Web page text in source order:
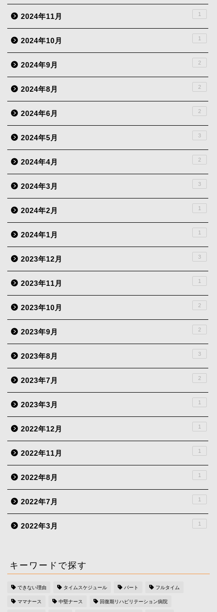
2024年11月 1
2024年10月 1
2024年9月 2
2024年8月 2
2024年6月 2
2024年5月 3
2024年4月 2
2024年3月 3
2024年2月 1
2024年1月 1
2023年12月 3
2023年11月 1
2023年10月 2
2023年9月 2
2023年8月 3
2023年7月 2
2023年3月 1
2022年12月 1
2022年11月 1
2022年8月 1
2022年7月 1
2022年3月 1
キーワードで探す
できない理由 タイムスケジュール パート フルタイム
ママナース 中堅ナース 回復期リハビリテーション病院